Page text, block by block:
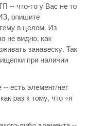
-- что-то у Вас не то
опишите
в целом. Из
не видно, как
занавеску. Так
при наличии
есть элемент/нет
раз к тому, что «я